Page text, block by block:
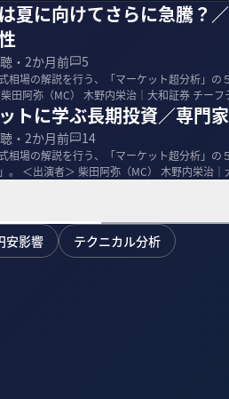
夏に向けてさらに急騰？
・ 2か月前 5
相場の解説を行う、「マーケット超分析」の
和証券 チーフテクニカルアナリスト 1988年に大和証券
トに学ぶ長期投資／専門
・ 2か月前 14
相場の解説を行う、「マーケット超分析」
ルアナリスト 198
安影響 テクニカル分析